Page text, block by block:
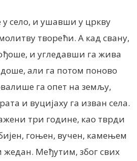
село, и ушавши у цркву
творећи. А кад свану,
и угледавши га жива
али га потом поново
га опет на земљу,
и вуцијаху га изван села.
три године, као тврди
гоњен, вучен, камењем
жедан. Међутим, због свих